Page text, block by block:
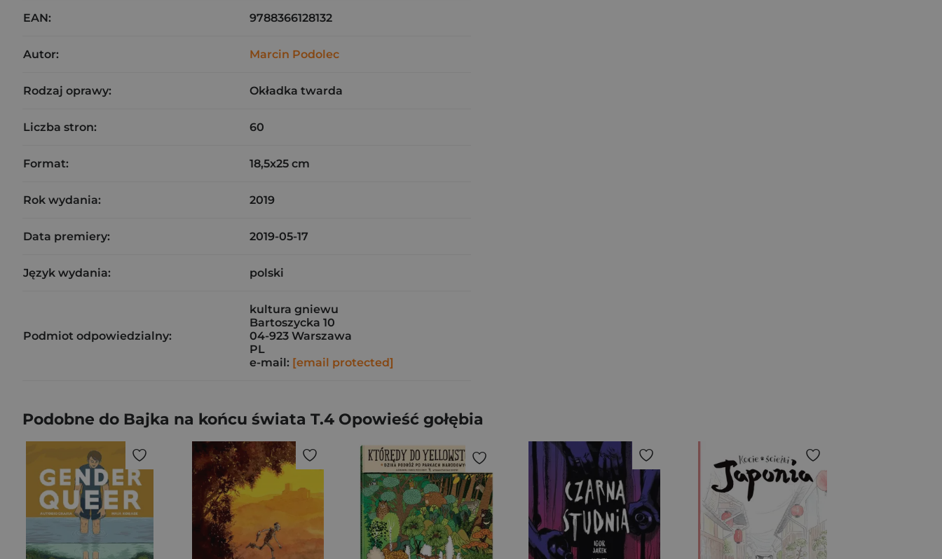
EAN: 9788366128132
Autor: Marcin Podolec
Rodzaj oprawy: Okładka twarda
Liczba stron: 60
Format: 18,5x25 cm
Rok wydania: 2019
Data premiery: 2019-05-17
Język wydania: polski
Podmiot odpowiedzialny:
kultura gniewu
Bartoszycka 10
04-923 Warszawa
PL
e-mail: [email protected]
Podobne do Bajka na końcu świata T.4 Opowieść gołębia